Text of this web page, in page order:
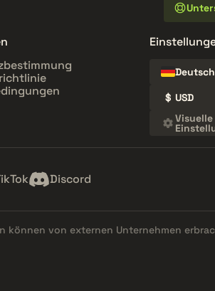
Deutsch
$ USD
Visuelle
Discord
können von externen Unternehmen